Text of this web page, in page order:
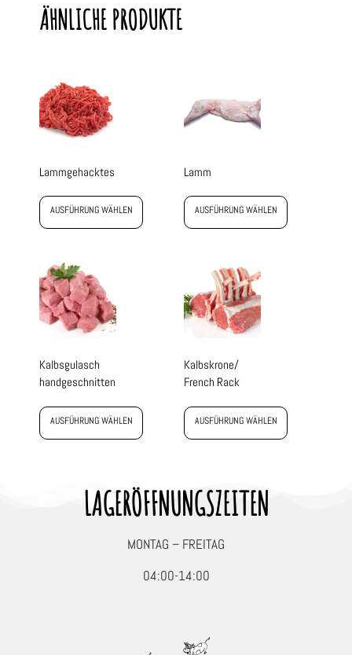
ÄHNLICHE PRODUKTE
Lammgehacktes
AUSFÜHRUNG WÄHLEN
Lamm
AUSFÜHRUNG WÄHLEN
Kalbsgulasch
handgeschnitten
AUSFÜHRUNG WÄHLEN
Kalbskrone/
French Rack
AUSFÜHRUNG WÄHLEN
LAGERÖFFNUNGSZEITEN
MONTAG – FREITAG
04:00-14:00